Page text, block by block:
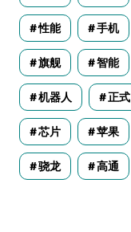
性能 手机
旗舰 智能
机器人 正式
芯片 苹果
骁龙 高通